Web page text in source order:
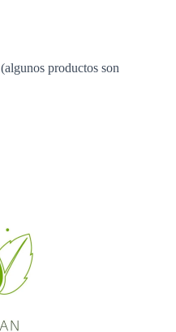
(algunos productos son